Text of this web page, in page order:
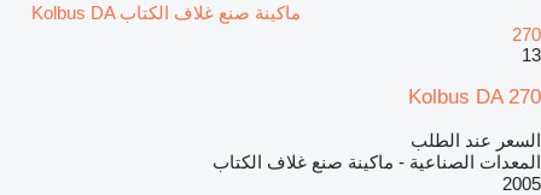
ماكينة صنع غلاف الكتاب Kolbus DA
270
13
Kolbus DA 270
السعر عند الطلب
المعدات الصناعية - ماكينة صنع غلاف الكتاب
2005